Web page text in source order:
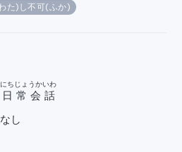
た)し不可(ふか)
日常会話
にちじょうかいわ
なし